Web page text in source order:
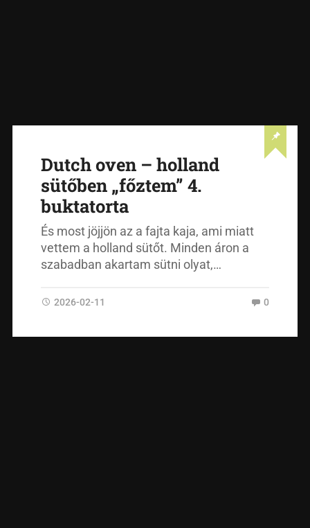
Dutch oven – holland
sütőben „főztem” 4.
buktatorta
És most jöjjön az a fajta kaja, ami miatt
vettem a holland sütőt. Minden áron a
szabadban akartam sütni olyat,…
2026-02-11 0